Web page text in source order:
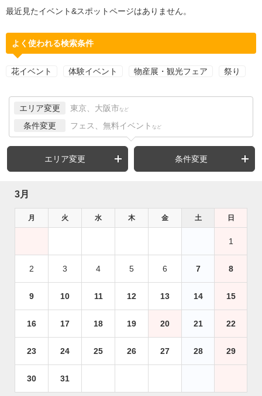
最近見たイベント&スポットページはありません。
よく使われる検索条件
花イベント 体験イベント 物産展・観光フェア 祭り
エリア変更 東京、大阪市 など
条件変更 フェス、無料イベント など
エリア変更 条件変更
3月
月 火 水 木 金 土 日
1
2 3 4 5 6 7 8
9 10 11 12 13 14 15
16 17 18 19 20 21 22
23 24 25 26 27 28 29
30 31